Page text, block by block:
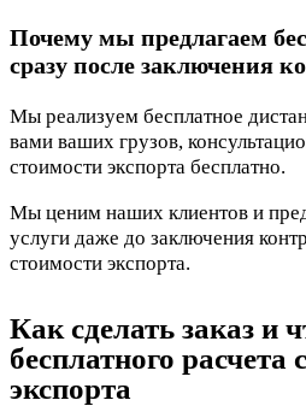
Почему мы предлагаем
сразу после заключения
Мы реализуем бесплатное
вами ваших грузов,
стоимости экспорта бесплатно.
Мы ценим наших клиентов и
услуги даже до заключения
стоимости экспорта.
Как сделать заказ и
бесплатного расчета
экспорта